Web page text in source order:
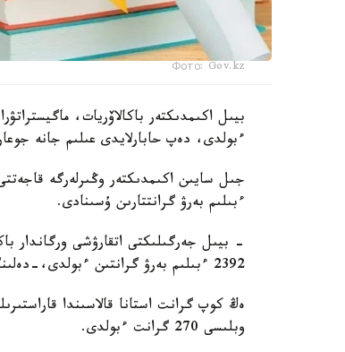
Фото: Gov.kz
ءبولدى، دەپ حابارلايدى عىلىم جانە
جىل سايىن اكىمدىكتەر وڭىرلەرگە قاجەتتى
ءبىلىم بەرۋ گرانتتارىن ۇسىنادى.
- بيىل جەرگىلىكتى اتقارۋشى ورگاندار
2392 ءبىلىم بەرۋ گرانتىن ءبولدى،-دەلىنگەن مينيسترلىك حابارلاماسىندا.
وبلىسى 270 گرانت ءبولدى.